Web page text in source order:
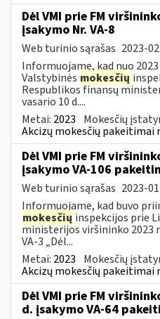
Dėl VMI prie FM
įsakymo Nr. VA-8
Web turinio sąrašas 2023-
Informuojame, kad nuo
Valstybinės mokesčių
Respublikos finansų
vasario 10 d....
Metai: 2023 Mokesčių
Akcizų mokesčių pakeitimai
Dėl VMI prie FM
įsakymo VA-106
Web turinio sąrašas 2023-
Informuojame, kad buvo
mokesčių inspekcijos prie
ministerijos viršininko 2023
VA-3 „Dėl...
Metai: 2023 Mokesčių
Akcizų mokesčių pakeitimai
Dėl VMI prie FM
d. įsakymo VA-64